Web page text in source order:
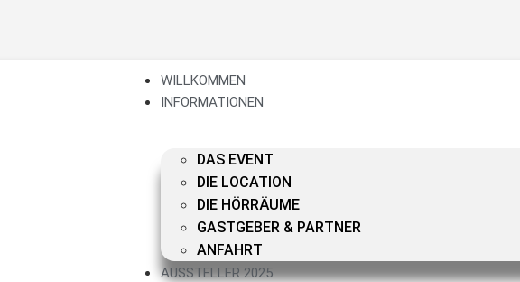
WILLKOMMEN
INFORMATIONEN
DAS EVENT
DIE LOCATION
DIE HÖRRÄUME
GASTGEBER & PARTNER
ANFAHRT
AUSSTELLER 2025